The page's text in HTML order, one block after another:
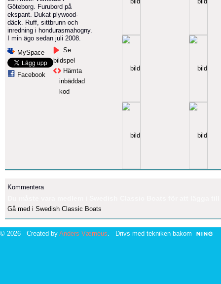
Göteborg. Furubord på
ekspant. Dukat plywood-
däck. Ruff, sittbrunn och
inredning i hondurasmahogny.
I min ägo sedan juli 2008.
MySpace
Facebook
Se
bildspel
Hämta
inbäddad
kod
Kommentera
Gå med i Swedish Classic Boats
© 2026 Created by Anders Værnéus . Drivs med tekniken bakom